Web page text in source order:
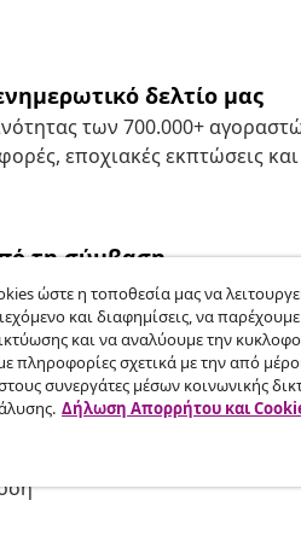
δελτίο μας
των 700.000+
εποχιακές εκπτώσεις
τη σύμβαση
για την
παραγγελία σας
ώστε η τοποθεσία μας να
και διαφημίσεις, να παρέχουμε
και να αναλύουμε την
πληροφορίες σχετικά με την από
συνεργάτες μέσων κοινωνικής
Δήλωση Απορρήτου και